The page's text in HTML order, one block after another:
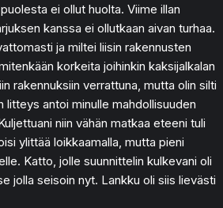
ei ollut huolta. Viime illan
kanssa ei ollutkaan aivan turhaa.
ja miltei liisin rakennusten
korkeita joihinkin kaksijalkalan
rakennuksiin verrattuna, mutta olin silti
litteys antoi minulle mahdollisuuden
niin vähän matkaa eteeni tuli
ylittää loikkaamalla, mutta pieni
Katto, jolle suunnittelin kulkevani oli
jolla seisoin nyt. Lankku oli siis lievästi